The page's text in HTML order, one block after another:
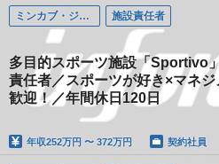
ミンカブ・ジ・インフォノイド（ライブドア スポーツ事業本部） 施設責任者
多目的スポーツ施設「Sportivo
責任者／スポーツが好き×マネ
歓迎！／年間休日120日
年収252万円 〜 372万円 契約社員